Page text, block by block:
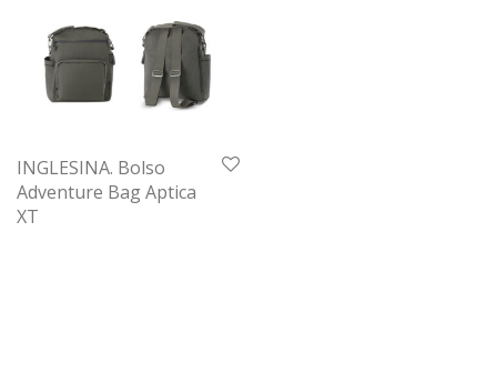
INGLESINA. Bolso
Adventure Bag Aptica
XT